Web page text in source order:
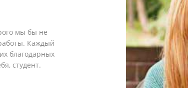
мы бы не
Каждый
благодарных
студент.